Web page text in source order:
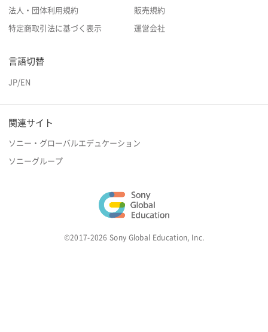
法人・団体利用規約 販売規約
特定商取引法に基づく表示 運営会社
言語切替
JP/EN
関連サイト
ソニー・グローバルエデュケーション
ソニーグループ
©2017-2026 Sony Global Education, Inc.